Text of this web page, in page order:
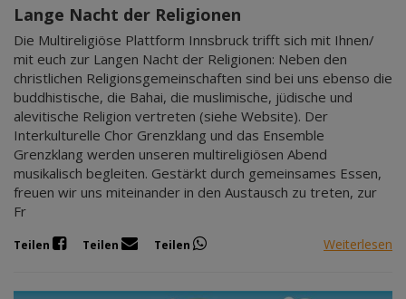
Lange Nacht der Religionen
Die Multireligiöse Plattform Innsbruck trifft sich mit Ihnen/
mit euch zur Langen Nacht der Religionen: Neben den
christlichen Religionsgemeinschaften sind bei uns ebenso die
buddhistische, die Bahai, die muslimische, jüdische und
alevitische Religion vertreten (siehe Website). Der
Interkulturelle Chor Grenzklang und das Ensemble
Grenzklang werden unseren multireligiösen Abend
musikalisch begleiten. Gestärkt durch gemeinsames Essen,
freuen wir uns miteinander in den Austausch zu treten, zur
Fr
Teilen Teilen Teilen Weiterlesen